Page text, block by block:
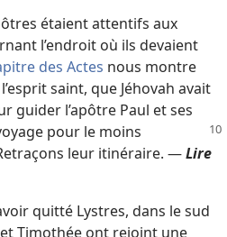
étaient attentifs aux
l’endroit où ils devaient
des Actes nous montre
saint, que Jéhovah avait
guider l’apôtre Paul et ses
pour le moins
leur itinéraire. —Lire
quitté Lystres, dans le sud
Timothée ont rejoint une